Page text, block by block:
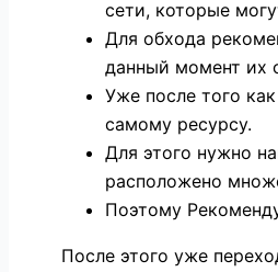
сети, которые
Для обхода
данный момент их
Уже после того
самому ресурсу.
Для этого нужно
расположено
Поэтому
После этого уже